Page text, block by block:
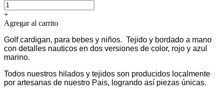
+
Agregar al carrito
Golf cardigan, para bebes y niños. Tejido y bordado a mano
con detalles nauticos en dos versiones de color, rojo y azul
marino.
Todos nuestros hilados y tejidos son producidos localmente
por artesanas de nuestro Pais, logrando así piezas únicas.